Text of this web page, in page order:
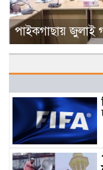
পাইকগাছায় জুলাই